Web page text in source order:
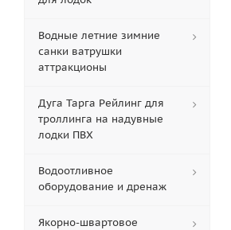
Водные летние зимние
санки ватрушки
аттракционы
Дуга Тарга Рейлинг для
троллинга на надувные
лодки ПВХ
Водоотливное
оборудование и дренаж
Якорно-швартовое